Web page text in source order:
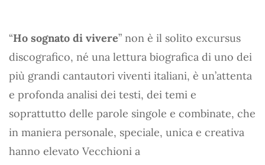
“Ho sognato di vivere” non è il solito excursus
discografico, né una lettura biografica di uno dei
più grandi cantautori viventi italiani, è un’attenta
e profonda analisi dei testi, dei temi e
soprattutto delle parole singole e combinate, che
in maniera personale, speciale, unica e creativa
hanno elevato Vecchioni a